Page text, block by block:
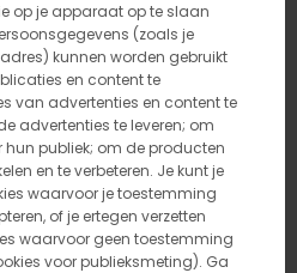
op je apparaat op te slaan
(zoals je
kunnen worden gebruikt
en content te
van advertenties en content te
advertenties te leveren; om
hun publiek; om de producten
en te verbeteren. Je kunt je
waarvoor je toestemming
of je ertegen verzetten
waarvoor geen toestemming
voor publieksmeting). Ga